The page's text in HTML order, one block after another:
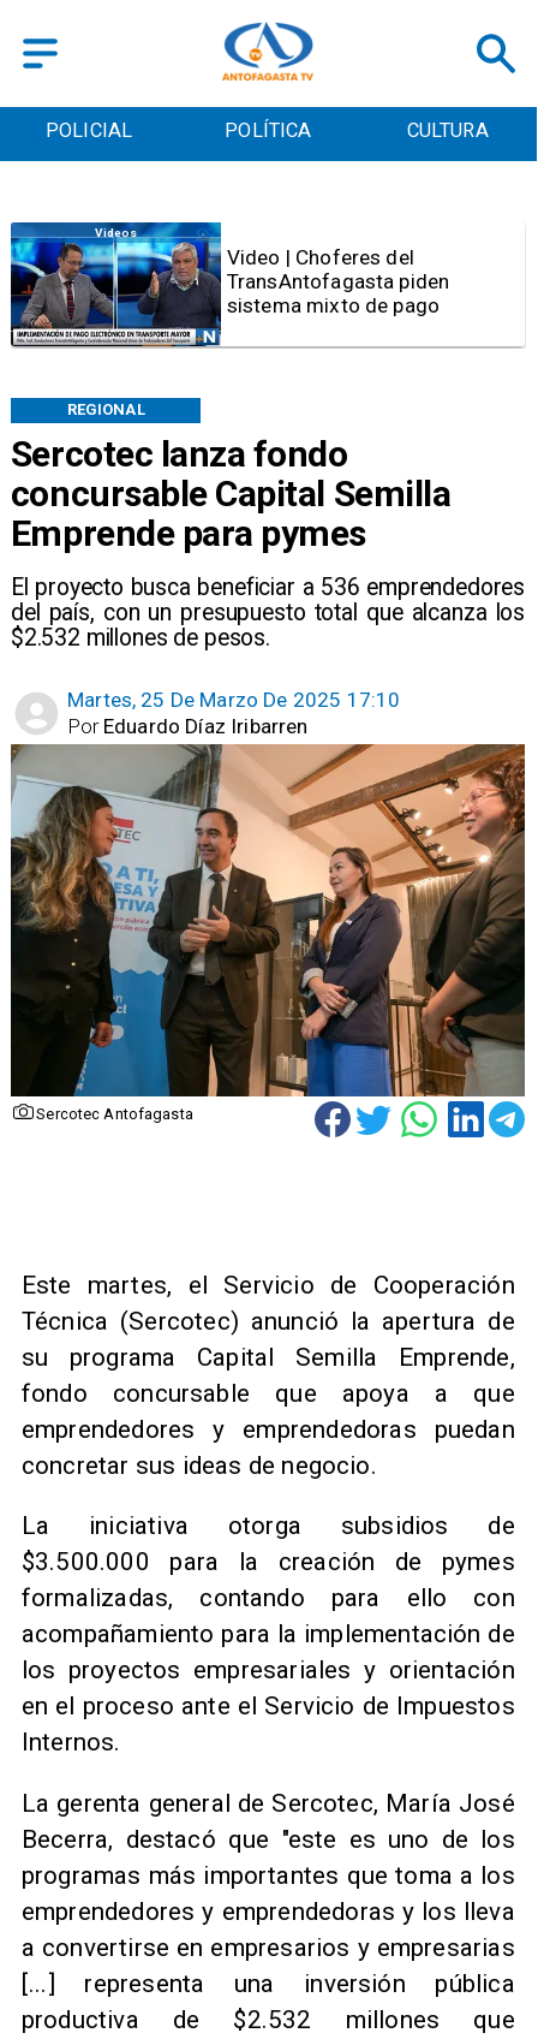
POLICIAL POLÍTICA CULTURA
Sercotec lanza fondo
concursable Capital Semilla
Emprende para pymes
El proyecto busca beneficiar a 536 emprendedores
del país, con un presupuesto total que alcanza los
$2.532 millones de pesos.
REGIONAL
Martes, 25 De Marzo De 2025 17:10
Eduardo Díaz Iribarren
Por
Sercotec Antofagasta
Videos
Video | Choferes del
TransAntofagasta piden
sistema mixto de pago
Este martes, el Servicio de Cooperación
Técnica (Sercotec) anunció la apertura de
su programa Capital Semilla Emprende,
fondo concursable que apoya a que
emprendedores y emprendedoras puedan
concretar sus ideas de negocio.
​La iniciativa otorga subsidios de
$3.500.000 para la creación de pymes
formalizadas, contando para ello con
acompañamiento para la implementación de
los proyectos empresariales y orientación
en el proceso ante el Servicio de Impuestos
Internos.
​La gerenta general de Sercotec, María José
Becerra, destacó que "este es uno de los
programas más importantes que toma a los
emprendedores y emprendedoras y los lleva
a convertirse en empresarios y empresarias
[...] representa una inversión pública
productiva de $2.532 millones que